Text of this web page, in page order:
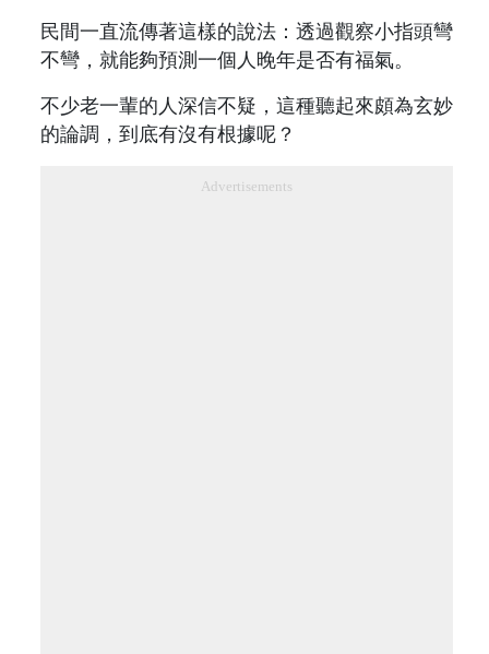
民間一直流傳著這樣的說法：透過觀察小指頭彎
不彎，就能夠預測一個人晚年是否有福氣。
不少老一輩的人深信不疑，這種聽起來頗為玄妙
的論調，到底有沒有根據呢？
Advertisements